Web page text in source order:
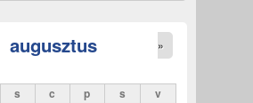
augusztus »
s c p s v